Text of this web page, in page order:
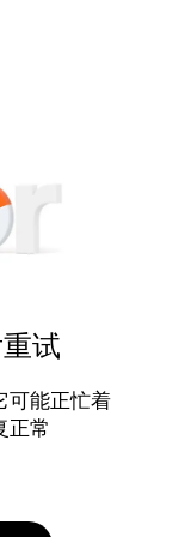
试
可能正忙着
正常